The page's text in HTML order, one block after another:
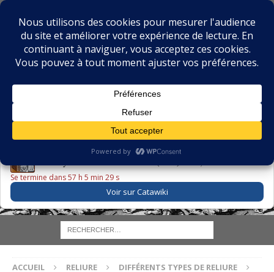
BIBLIOPHILIE.COM
LE BLOG DU BIBLIOPHILE, DES BIBLIOPHILES, DE LA
LE LIVRE DU JOUR
Se termine dans 57 h 5 min 28 s
Voir sur Catawiki
ACCUEIL RELIURE
DIFFÉRENTS TYPES DE RELIURE